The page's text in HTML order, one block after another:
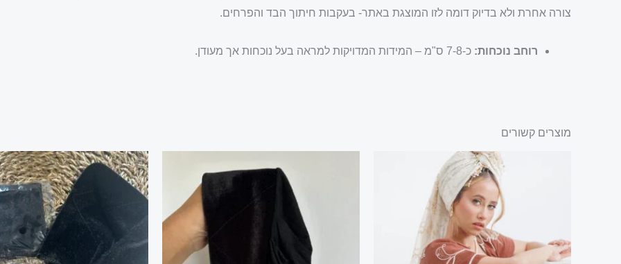
צורה אחרת ולא בדיוק דומה לזו המוצגת באתר- בעקבות חיתוך הבד והפרחים.
רוחב נוכחות: כ-7-8 ס"מ – המידות המדויקות למראה בעל נוכחות אך מעודן.
מוצרים קשורים